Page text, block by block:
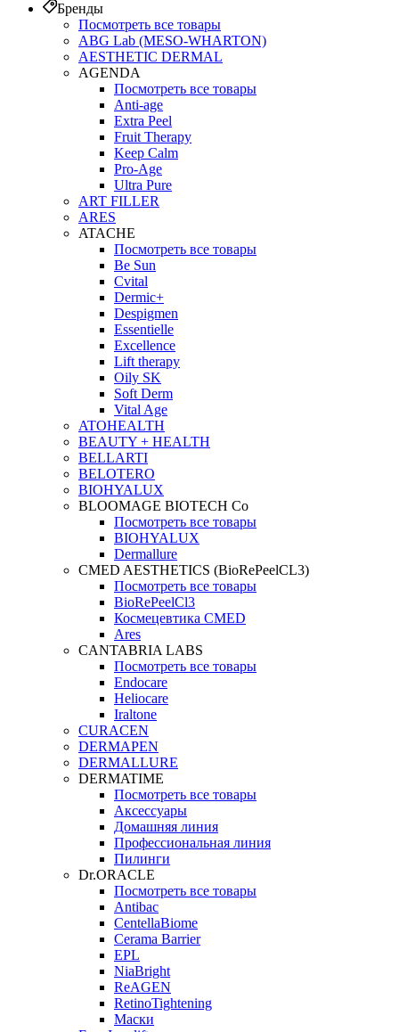
Бренды
Посмотреть все товары
ABG Lab (MESO-WHARTON)
AESTHETIC DERMAL
AGENDA
Посмотреть все товары
Anti-age
Extra Peel
Fruit Therapy
Keep Calm
Pro‑Age
Ultra Pure
ART FILLER
ARES
ATACHE
Посмотреть все товары
Be Sun
Cvital
Dermic+
Despigmen
Essentielle
Excellence
Lift therapy
Oily SK
Soft Derm
Vital Age
ATOHEALTH
BEAUTY + HEALTH
BELLARTI
BELOTERO
BIOHYALUX
BLOOMAGE BIOTECH Co
Посмотреть все товары
BIOHYALUX
Dermallure
CMED AESTHETICS (BioRePeelCL3)
Посмотреть все товары
BioRePeelCl3
Космецевтика CMED
Ares
CANTABRIA LABS
Посмотреть все товары
Endocare
Heliocare
Iraltone
CURACEN
DERMAPEN
DERMALLURE
DERMATIME
Посмотреть все товары
Аксессуары
Домашняя линия
Профессиональная линия
Пилинги
Dr.ORACLE
Посмотреть все товары
Antibac
CentellaBiome
Cerama Barrier
EPL
NiaBright
ReAGEN
RetinoTightening
Маски